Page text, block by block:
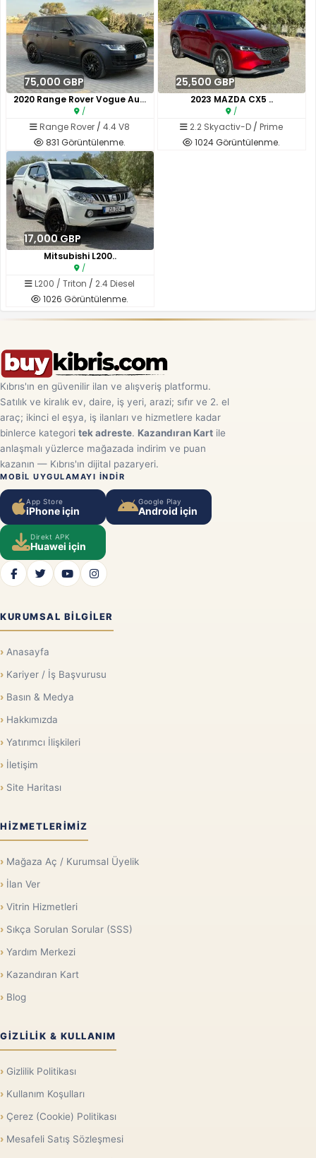
75,000 GBP
2020 Range Rover Vogue Autobio..
/
Range Rover /4.4 V8
831 Görüntülenme.
25,500 GBP
2023 MAZDA CX5 ..
/
2.2 Skyactiv-D /Prime
1024 Görüntülenme.
17,000 GBP
Mitsubishi L200..
/
L200 / Triton / 2.4 Diesel
1026 Görüntülenme.
Kıbrıs'ın en güvenilir ilan ve alışveriş platformu.
Satılık ve kiralık ev, daire, iş yeri, arazi; sıfır ve 2. el
araç; ikinci el eşya, iş ilanları ve hizmetlere kadar
binlerce kategori tek adreste. Kazandıran Kart ile
anlaşmalı yüzlerce mağazada indirim ve puan
kazanın — Kıbrıs'ın dijital pazaryeri.
MOBIL UYGULAMAYI INDIR
App Store
iPhone için
Google Play
Android için
Direkt APK
Huawei için
KURUMSAL BILGILER
Anasayfa
Kariyer / İş Başvurusu
Basın & Medya
Hakkımızda
Yatırımcı İlişkileri
İletişim
Site Haritası
HIZMETLERIMIZ
Mağaza Aç / Kurumsal Üyelik
İlan Ver
Vitrin Hizmetleri
Sıkça Sorulan Sorular (SSS)
Yardım Merkezi
Kazandıran Kart
Blog
GIZLILIK & KULLANIM
Gizlilik Politikası
Kullanım Koşulları
Çerez (Cookie) Politikası
Mesafeli Satış Sözleşmesi